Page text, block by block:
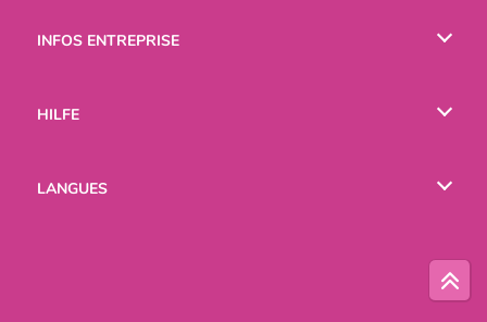
INFOS ENTREPRISE
HILFE
LANGUES